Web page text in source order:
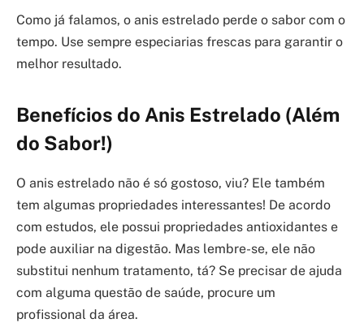
Como já falamos, o anis estrelado perde o sabor com o
tempo. Use sempre especiarias frescas para garantir o
melhor resultado.
Benefícios do Anis Estrelado (Além
do Sabor!)
O anis estrelado não é só gostoso, viu? Ele também
tem algumas propriedades interessantes! De acordo
com estudos, ele possui propriedades antioxidantes e
pode auxiliar na digestão. Mas lembre-se, ele não
substitui nenhum tratamento, tá? Se precisar de ajuda
com alguma questão de saúde, procure um
profissional da área.